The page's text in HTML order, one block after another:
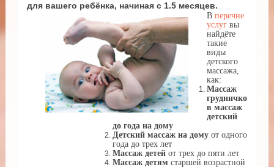
для вашего ребёнка, начиная с 1.5 месяцев.
В перечне
услугвы
найдёте
такие
виды
детского
массажа,
как:
Массаж
грудничко
в массаж
детский
до года на дому
Детский массаж на домуот одного
года до трех лет
Массаж детейот трех до пяти лет
Массаж детям старшей возрастной